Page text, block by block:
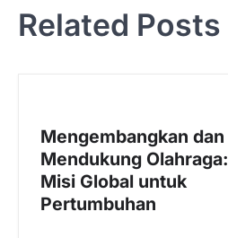
iRelated Posts
Mengembangkan dan
Mendukung Olahraga:
Misi Global untuk
Pertumbuhan